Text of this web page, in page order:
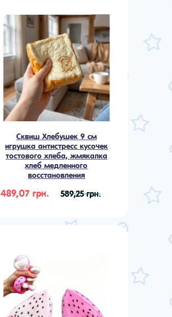
Сквиш Хлебушек 9 см
игрушка антистресс кусочек
тостового хлеба, жмякалка
хлеб медленного
восстановления
489,07 грн. 589,25 грн.